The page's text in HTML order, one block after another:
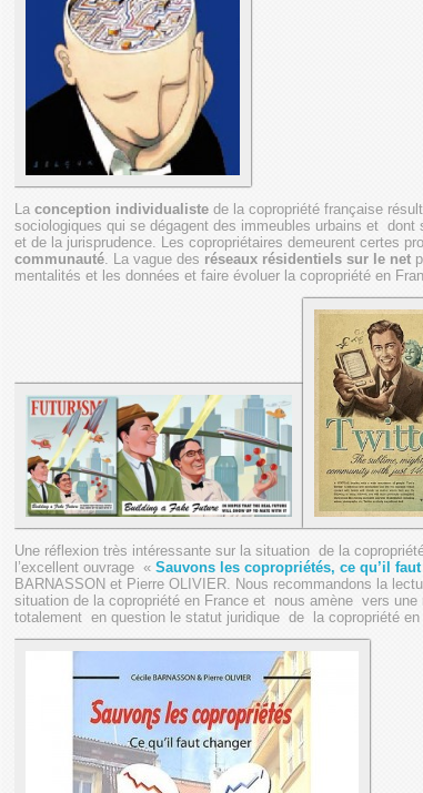
La conception individualiste de la copropriété française
sociologiques qui se dégagent des immeubles urbains et dont
et de la jurisprudence. Les copropriétaires demeurent certes
communauté. La vague des réseaux résidentiels sur le net
mentalités et les données et faire évoluer la copropriété en
Une réflexion très intéressante sur la situation de la
l’excellent ouvrage « Sauvons les copropriétés, ce qu’il
BARNASSON et Pierre OLIVIER. Nous recommandons la
situation de la copropriété en France et nous amène vers une
totalement en question le statut juridique de la copropriété en